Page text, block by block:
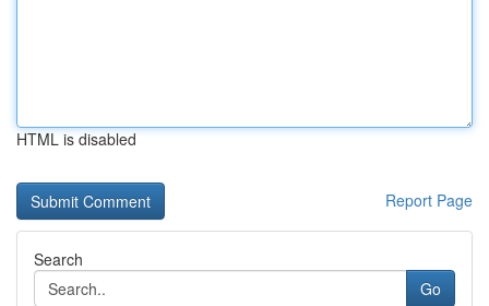
HTML is disabled
Report Page
Search
Go